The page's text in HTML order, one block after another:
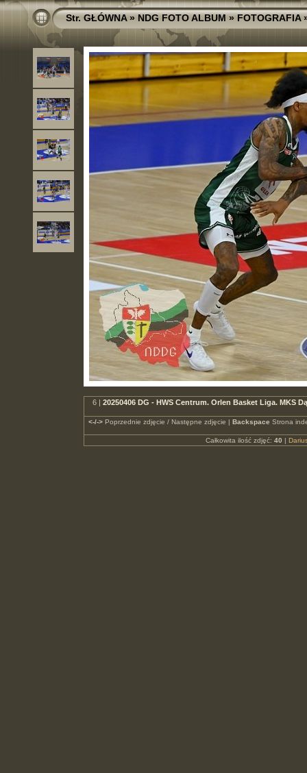
Str. GŁÓWNA»NDG FOTO ALBUM»FOTOGRAFIA
6 | 20250406 DG - HWS Centrum. Orlen Basket Liga. MKS
<-/->Poprzednie zdjęcie / Następne zdjęcie | Backspace Strona
Całkowita ilość zdjęć: 40 |